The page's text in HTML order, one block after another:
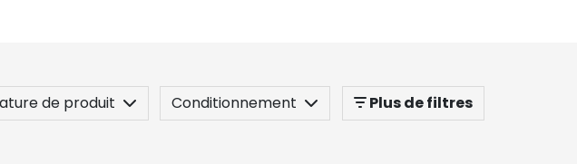
de produit
Conditionnement
Plus de filtres